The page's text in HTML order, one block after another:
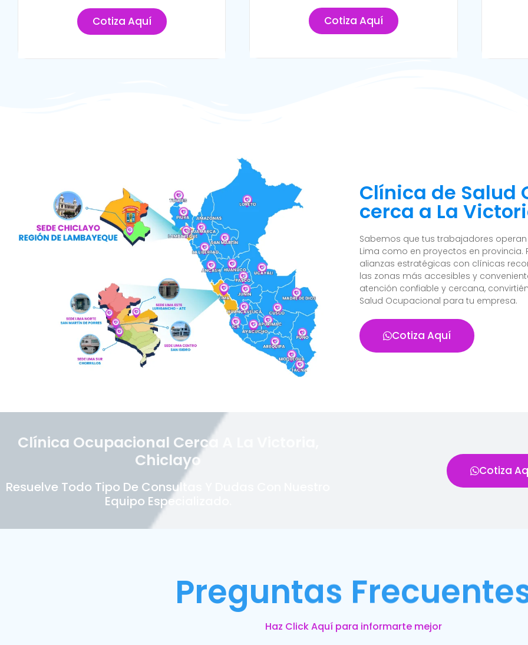
Cotiza Aquí Cotiza Aquí
Clínica de Salud
cerca a La
Sabemos que tus trabajadores
Lima como en proyectos en provincia.
alianzas estratégicas con clínicas
las zonas más accesibles y
atención confiable y cercana,
Salud Ocupacional para tu empresa.
Cotiza Aquí
Clínica Ocupacional Cerca A La Victoria,
Chiclayo
Resuelve Todo Tipo De Consultas Y Dudas Con Nuestro
Equipo Especializado.
Cotiza
Preguntas
Haz Click Aquí para informarte mejor